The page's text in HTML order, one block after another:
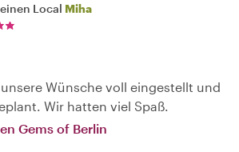
Local Miha
Wünsche voll eingestellt und
Wir hatten viel Spaß.
Gems of Berlin